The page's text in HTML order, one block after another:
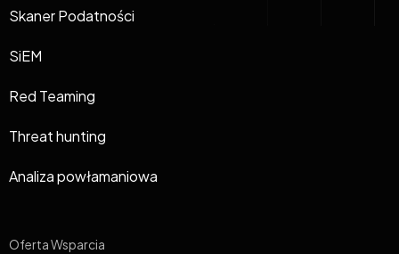
Skaner Podatności
SiEM
Red Teaming
Threat hunting
Analiza powłamaniowa
Oferta Wsparcia